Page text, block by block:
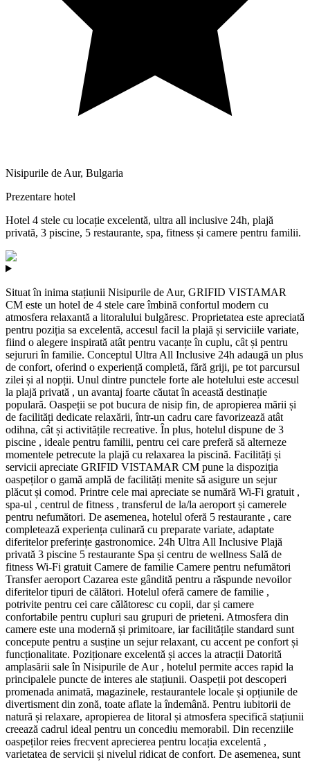
Nisipurile de Aur, Bulgaria
Prezentare hotel
Hotel 4 stele cu locație excelentă, ultra all inclusive 24h, plajă
privată, 3 piscine, 5 restaurante, spa, fitness și camere pentru familii.
Situat în inima stațiunii Nisipurile de Aur, GRIFID VISTAMAR
CM este un hotel de 4 stele care îmbină confortul modern cu
atmosfera relaxantă a litoralului bulgăresc. Proprietatea este apreciată
pentru poziția sa excelentă, accesul facil la plajă și serviciile variate,
fiind o alegere inspirată atât pentru vacanțe în cuplu, cât și pentru
sejururi în familie. Conceptul Ultra All Inclusive 24h adaugă un plus
de confort, oferind o experiență completă, fără griji, pe tot parcursul
zilei și al nopții. Unul dintre punctele forte ale hotelului este accesul
la plajă privată , un avantaj foarte căutat în această destinație
populară. Oaspeții se pot bucura de nisip fin, de apropierea mării și
de facilități dedicate relaxării, într-un cadru care favorizează atât
odihna, cât și activitățile recreative. În plus, hotelul dispune de 3
piscine , ideale pentru familii, pentru cei care preferă să alterneze
momentele petrecute la plajă cu relaxarea la piscină. Facilități și
servicii apreciate GRIFID VISTAMAR CM pune la dispoziția
oaspeților o gamă amplă de facilități menite să asigure un sejur
plăcut și comod. Printre cele mai apreciate se numără Wi-Fi gratuit ,
spa-ul , centrul de fitness , transferul de la/la aeroport și camerele
pentru nefumători. De asemenea, hotelul oferă 5 restaurante , care
completează experiența culinară cu preparate variate, adaptate
diferitelor preferințe gastronomice. 24h Ultra All Inclusive Plajă
privată 3 piscine 5 restaurante Spa și centru de wellness Sală de
fitness Wi-Fi gratuit Camere de familie Camere pentru nefumători
Transfer aeroport Cazarea este gândită pentru a răspunde nevoilor
diferitelor tipuri de călători. Hotelul oferă camere de familie ,
potrivite pentru cei care călătoresc cu copii, dar și camere
confortabile pentru cupluri sau grupuri de prieteni. Atmosfera din
camere este una modernă și primitoare, iar facilitățile standard sunt
concepute pentru a susține un sejur relaxant, cu accent pe confort și
funcționalitate. Poziționare excelentă și acces la atracții Datorită
amplasării sale în Nisipurile de Aur , hotelul permite acces rapid la
principalele puncte de interes ale stațiunii. Oaspeții pot descoperi
promenada animată, magazinele, restaurantele locale și opțiunile de
divertisment din zonă, toate aflate la îndemână. Pentru iubitorii de
natură și relaxare, apropierea de litoral și atmosfera specifică stațiunii
creează cadrul ideal pentru un concediu memorabil. Din recenziile
oaspeților reies frecvent aprecierea pentru locația excelentă ,
varietatea de servicii și nivelul ridicat de confort. De asemenea, sunt